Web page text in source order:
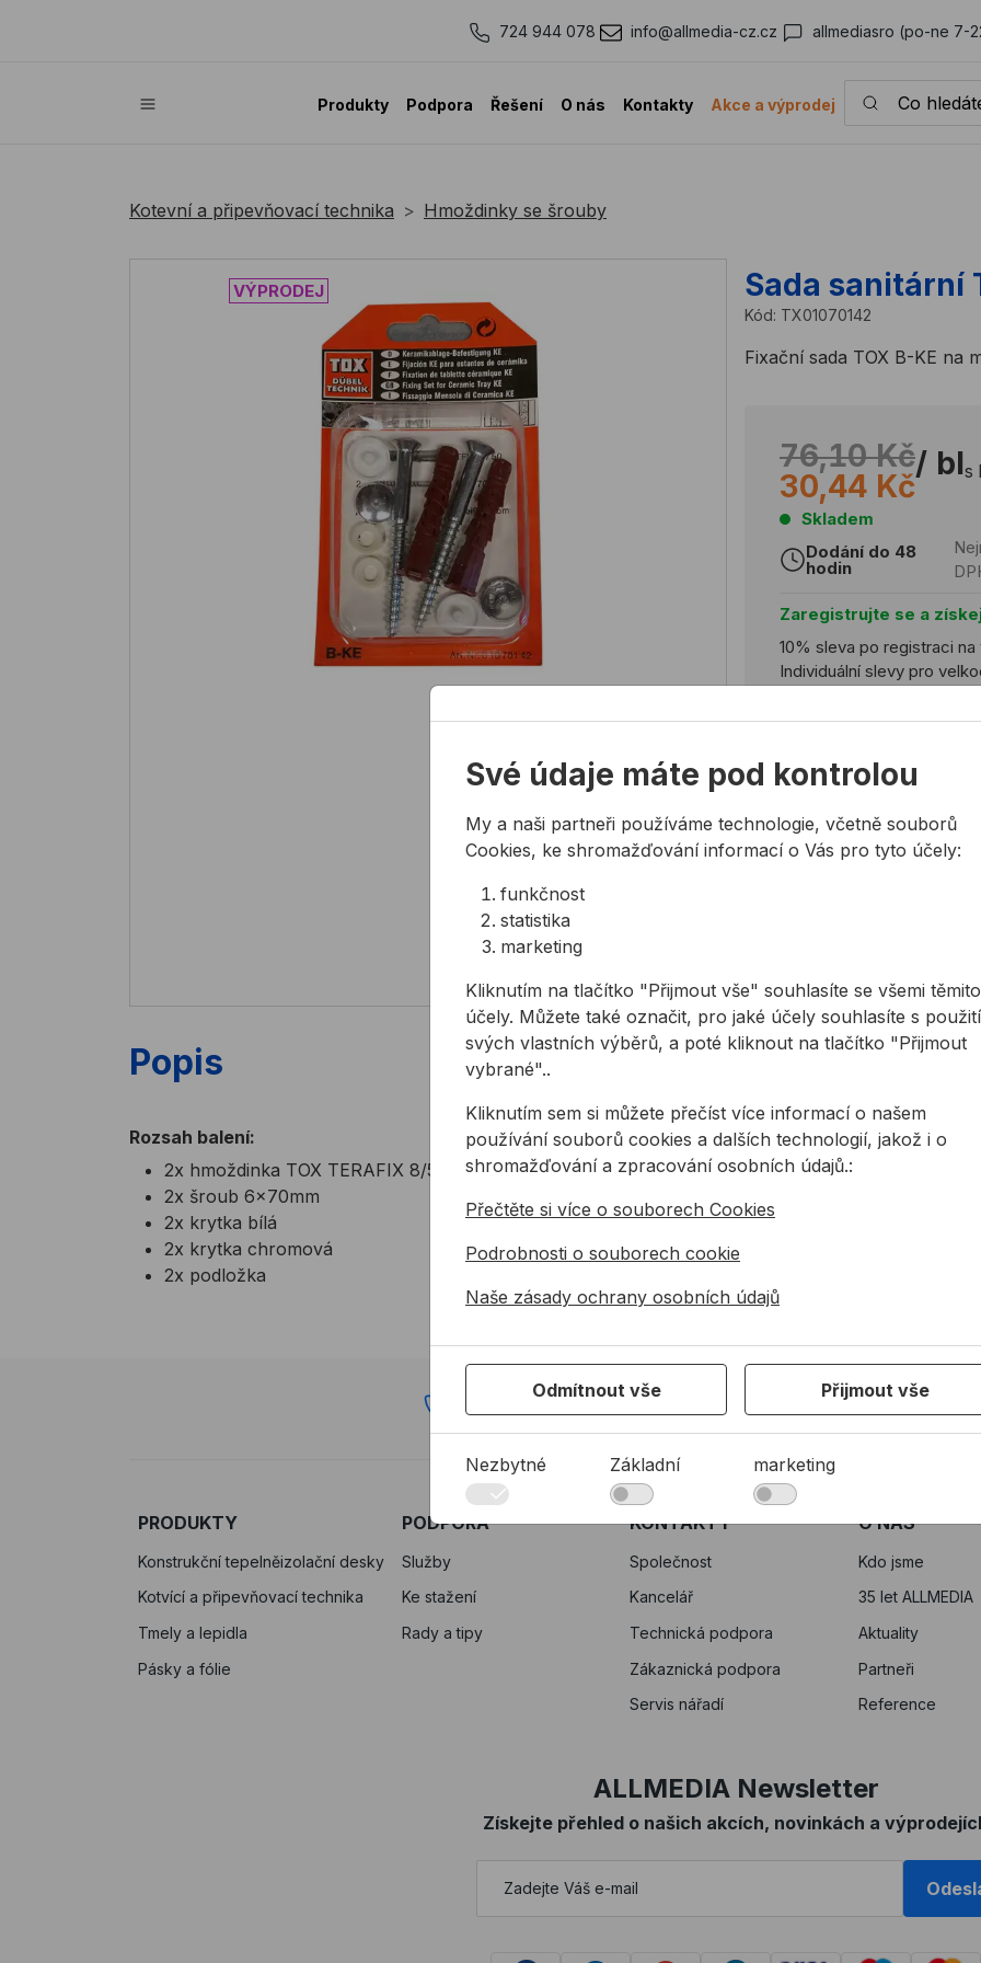
724 944 078 info@allmedia-cz.cz allmediasro (po-ne 7-
Produkty Podpora Řešení O nás Kontakty Akce a výprodej
Co hledáte?
Kotevní a připevňovací technika Hmoždinky se šrouby
Sada sanitární
Kód: TX01070142
Fixační sada TOX B-KE na
76,10 Kč
30,44 Kč
/ bls
Skladem
Dodání do 48
hodin
Zaregistrujte se a
10% sleva po registraci
Individuální slevy pro
Potřebujete poradit?
Popis
Rozsah balení:
2x hmoždinka TOX TERAFIX 8/50mm
2x šroub 6x70mm
2x krytka bílá
2x krytka chromová
2x podložka
724 944 078 info@allmedia-cz.cz allmediasro (po-
PRODUKTY
Konstrukční tepelněizolační desky
Kotvící a připevňovací technika
Tmely a lepidla
Pásky a fólie
PODPORA
Služby
Ke stažení
Rady a tipy
KONTAKTY
Společnost
Kancelář
Technická podpora
Zákaznická podpora
Servis nářadí
O NÁS
Kdo jsme
35 let ALLMEDIA
Aktuality
Partneři
Reference
ALLMEDIA Newsletter
Získejte přehled o našich akcích, novinkách a
Své údaje máte pod kontrolou
My a naši partneři používáme technologie, včetně souborů
Cookies, ke shromažďování informací o Vás pro tyto účely:
funkčnost
statistika
marketing
Kliknutím na tlačítko "Přijmout vše" souhlasíte se všemi těmito
účely. Můžete také označit, pro jaké účely souhlasíte s
svých vlastních výběrů, a poté kliknout na tlačítko "Přijmout
vybrané"..
Kliknutím sem si můžete přečíst více informací o našem
používání souborů cookies a dalších technologií, jakož i o
shromažďování a zpracování osobních údajů.:
Přečtěte si více o souborech Cookies
Podrobnosti o souborech cookie
Naše zásady ochrany osobních údajů
Odmítnout vše Přijmout vše
Nezbytné Základní marketing